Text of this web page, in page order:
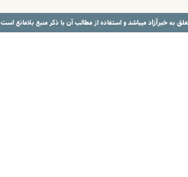
بهخبرآزادمیباشد و استفاده از مطالب آن با ذکر منبع بلامانع است